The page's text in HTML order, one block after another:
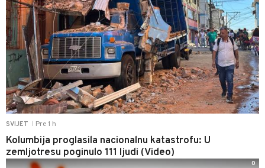
SVIJET Pre 1 h
Kolumbija proglasila nacionalnu katastrofu: U
zemljotresu poginulo 111 ljudi (Video)
0